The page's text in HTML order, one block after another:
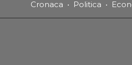
Cronaca • Politica •